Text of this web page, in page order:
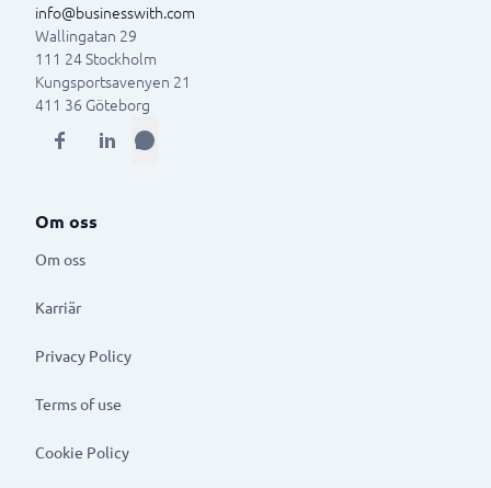
info@businesswith.com
Wallingatan 29
111 24Stockholm
Kungsportsavenyen 21
411 36 Göteborg
Om oss
Om oss
Karriär
Privacy Policy
Terms of use
Cookie Policy